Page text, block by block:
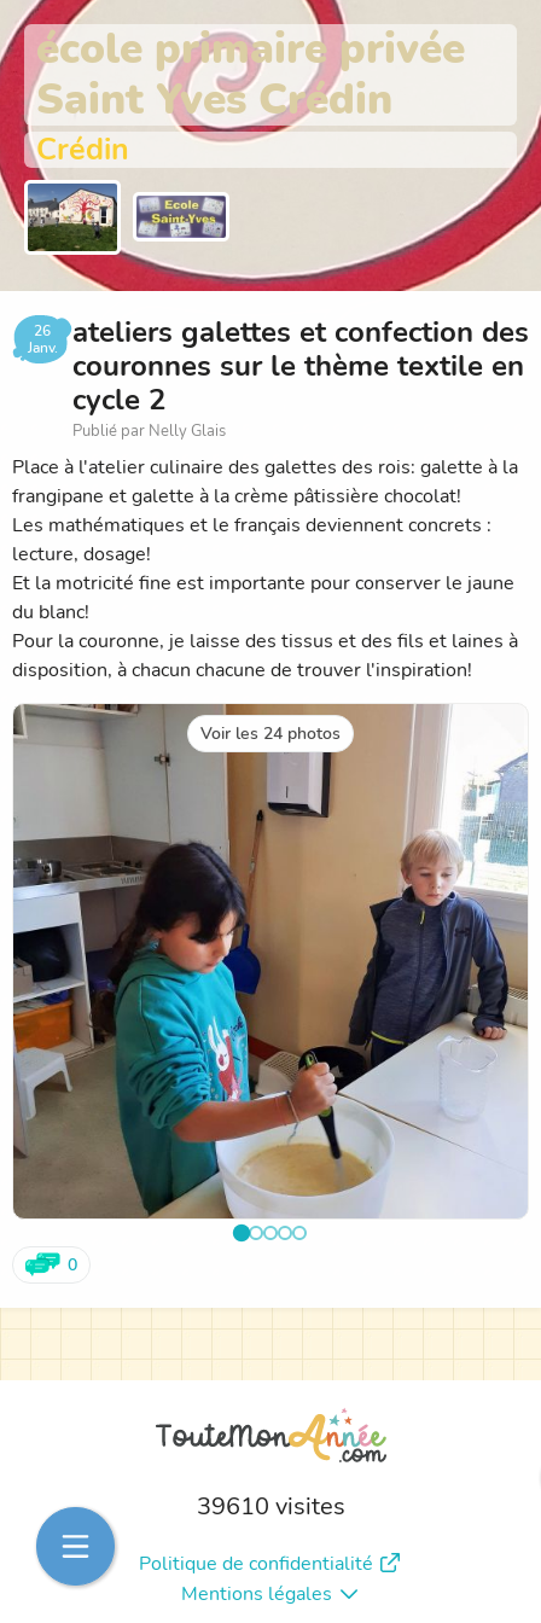
école primaire privée
Saint Yves Crédin
Crédin
26
Janv.
ateliers galettes et confection des
couronnes sur le thème textile en
cycle 2
Publié par Nelly Glais
Place à l'atelier culinaire des galettes des rois: galette à la
frangipane et galette à la crème pâtissière chocolat!
Les mathématiques et le français deviennent concrets :
lecture, dosage!
Et la motricité fine est importante pour conserver le jaune
du blanc!
Pour la couronne, je laisse des tissus et des fils et laines à
disposition, à chacun chacune de trouver l'inspiration!
Voir les 24 photos
0
39610 visites
Politique de confidentialité
Mentions légales